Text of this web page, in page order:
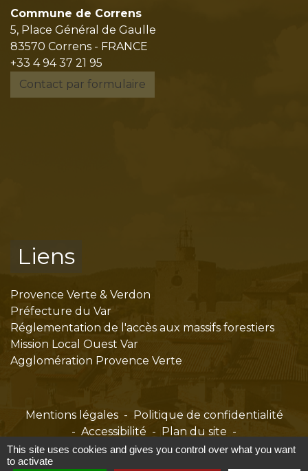
Commune de Correns
5, Place Général de Gaulle
83570 Correns - FRANCE
+33 4 94 37 21 95
Contact par formulaire
Liens
Provence Verte & Verdon
Préfecture du Var
Réglementation de l'accès aux massifs forestiers
Mission Local Ouest Var
Agglomération Provence Verte
Mentions légales - Politique de confidentialité
- Accessibilité - Plan du site -
Gestion des cookies
This site uses cookies and gives you control over what you want
to activate